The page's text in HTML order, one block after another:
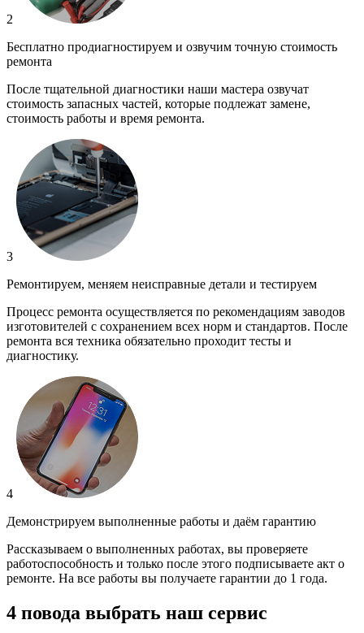
2
Бесплатно продиагностируем и озвучим точную стоимость
ремонта
После тщательной диагностики наши мастера озвучат
стоимость запасных частей, которые подлежат замене,
стоимость работы и время ремонта.
3
Ремонтируем, меняем неисправные детали и тестируем
Процесс ремонта осуществляется по рекомендациям заводов
изготовителей с сохранением всех норм и стандартов. После
ремонта вся техника обязательно проходит тесты и
диагностику.
4
Демонстрируем выполненные работы и даём гарантию
Рассказываем о выполненных работах, вы проверяете
работоспособность и только после этого подписываете акт о
ремонте. На все работы вы получаете гарантии до 1 года.
4 повода выбрать наш сервис